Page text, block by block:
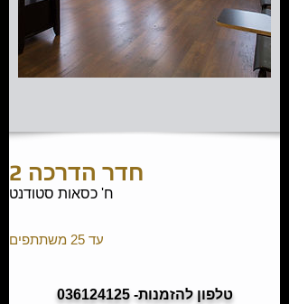
חדר הדרכה 2
ח' כסאות סטודנט
עד 25 משתתפים
טלפון להזמנות- 036124125